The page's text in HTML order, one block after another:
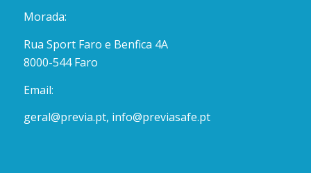
Morada:
Rua Sport Faro e Benfica 4A
8000-544 Faro
Email:
geral@previa.pt, info@previasafe.pt